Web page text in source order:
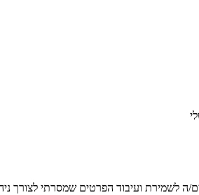
ה לשמירת ועיבוד הפרטים שמסרתי לצורך